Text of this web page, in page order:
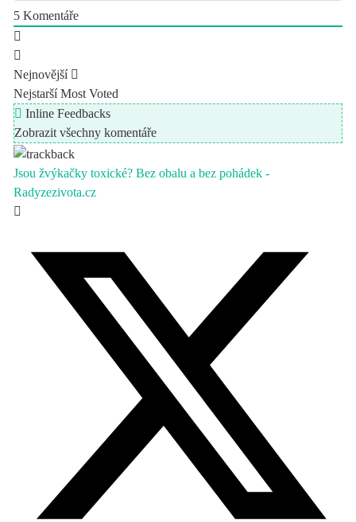
5 Komentáře
Nejnovější
Nejstarší Most Voted
Inline Feedbacks
Zobrazit všechny komentáře
Jsou žvýkačky toxické? Bez obalu a bez pohádek -
Radyzezivota.cz